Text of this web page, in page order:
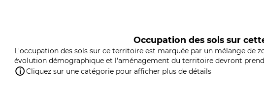
Occupation des sols sur
L'occupation des sols sur ce territoire est marquée par un mélange de
évolution démographique et l'aménagement du territoire devront
Cliquez sur une catégorie pour afficher plus de détails